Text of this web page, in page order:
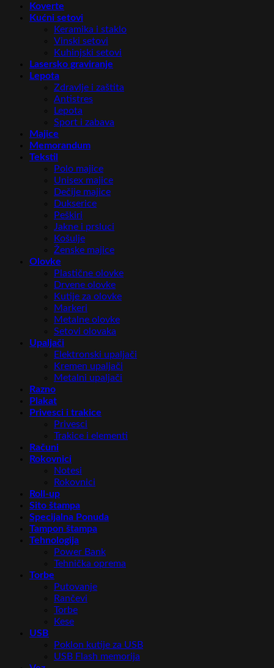
Koverte
Kućni setovi
Keramika i staklo
Vinski setovi
Kuhinjski setovi
Lasersko graviranje
Lepota
Zdravlje i zaštita
Antistres
Lepota
Sport i zabava
Majice
Memorandum
Tekstil
Polo majice
Unisex majice
Dečije majice
Dukserice
Peškiri
Jakne i prsluci
Košulje
Ženske majice
Olovke
Plastične olovke
Drvene olovke
Kutije za olovke
Markeri
Metalne olovke
Setovi olovaka
Upaljači
Elektronski upaljači
Kremen upaljači
Metalni upaljači
Razno
Plakat
Privesci i trakice
Privesci
Trakice i elementi
Računi
Rokovnici
Notesi
Rokovnici
Roll-up
Sito štampa
Specijalna Ponuda
Tampon štampa
Tehnologija
Power Bank
Tehnička oprema
Torbe
Putovanje
Rančevi
Torbe
Kese
USB
Poklon kutije za USB
USB Flash memorija